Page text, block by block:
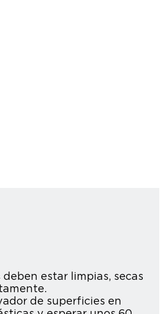
deben estar limpias, secas
de superficies en